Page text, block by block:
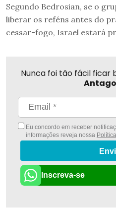
Segundo Bedrosian, se o
liberar os reféns antes do
cessar-fogo, Israel estará
Nunca foi tão fácil ficar
Eu concordo em receber
informações reveja nossa
Inscreva-se